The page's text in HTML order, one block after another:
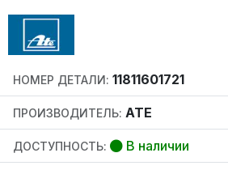
НОМЕР ДЕТАЛИ: 11811601721
ПРОИЗВОДИТЕЛЬ: ATE
ДОСТУПНОСТЬ: В наличии